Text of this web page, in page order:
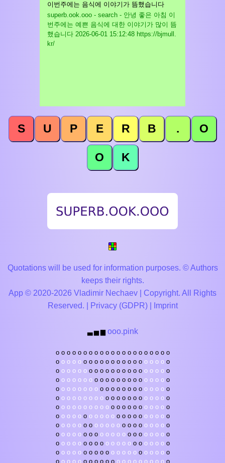
이번주에는 음식에 이야기가 뜸했습니다
superb.ook.ooo - search - 안녕 좋은 아침 이
번주에는 예쁜 음식에 대한 이야기가 많이 뜸
했습니다 2026-06-01 15:12:48 https://bjmull.
kr/
S U P E R B . O
O K
Quotations will be used for information purposes. © Authors
keeps their rights.
App © 2020-2026 Vladimir Nechaev | Copyright. All Rights
Reserved. |
Privacy (GDPR)| Imprint
▃ ▅ ▆ ooo.pink
o o o o o o o o o o o o o o o o o o o o o
o o o o o o o o o o o o o o o o o o o o o
o o o o o o o o o o o o o o o o o o o o o
o o o o o o o o o o o o o o o o o o o o o
o o o o o o o o o o o o o o o o o o o o o
o o o o o o o o o o o o o o o o o o o o o
o o o o o o o o o o o o o o o o o o o o o
o o o o o o o o o o o o o o o o o o o o o
o o o o o o o o o o o o o o o o o o o o o
o o o o o o o o o o o o o o o o o o o o o
o o o o o o o o o o o o o o o o o o o o o
o o o o o o o o o o o o o o o o o o o o o
o o o o o o o o o o o o o o o o o o o o o